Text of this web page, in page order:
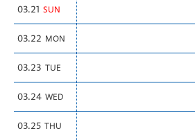
03.21 SUN
03.22 MON
03.23 TUE
03.24 WED
03.25 THU